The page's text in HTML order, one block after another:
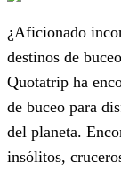
¿Aficionado
destinos de
Quotatrip ha
de buceo para
del planeta.
insólitos,